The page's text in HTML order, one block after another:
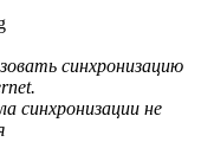
синхронизацию
синхронизации не